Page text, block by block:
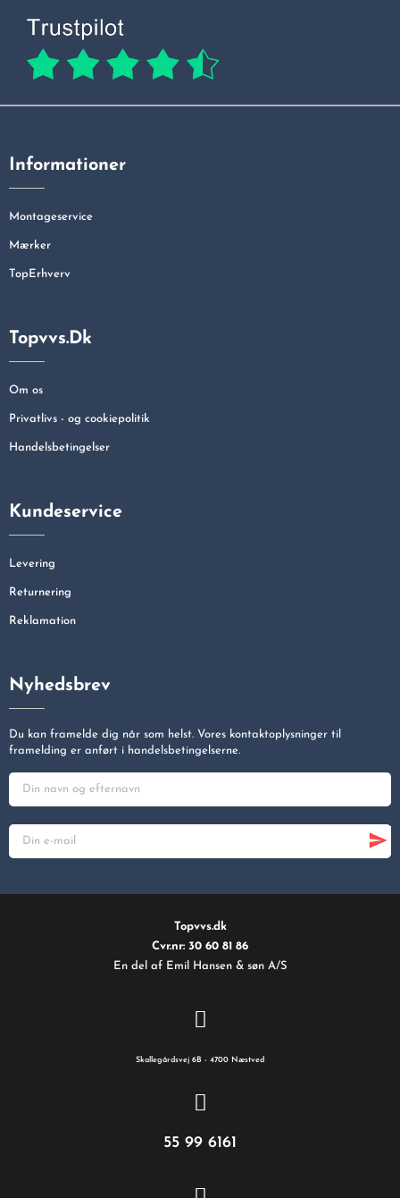
Informationer
Montageservice
Mærker
TopErhverv
Topvvs.dk
Om os
Privatlivs - og cookiepolitik
Handelsbetingelser
Kundeservice
Levering
Returnering
Reklamation
Nyhedsbrev
Du kan framelde dig når som helst. Vores kontaktoplysninger til
framelding er anført i handelsbetingelserne.
Topvvs.dk
Cvr.nr: 30 60 81 86
En del af Emil Hansen & søn A/S
Skallegårdsvej 6B - 4700 Næstved
55 99 6161